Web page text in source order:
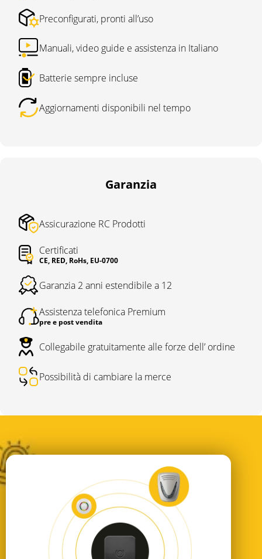
Preconfigurati, pronti all’uso
Manuali, video guide e assistenza in Italiano
Batterie sempre incluse
Aggiornamenti disponibili nel tempo
Garanzia
Assicurazione RC Prodotti
Certificati
CE, RED, RoHs, EU-0700
Garanzia 2 anni estendibile a 12
Assistenza telefonica Premium
pre e post vendita
Collegabile gratuitamente alle forze dell’ ordine
Possibilità di cambiare la merce